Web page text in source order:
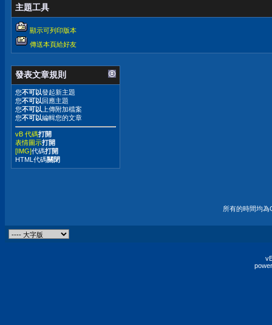
主題工具
顯示可列印版本
傳送本頁給好友
發表文章規則
您不可以發起新主題
您不可以 回應主題
您不可以 上傳附加檔案
您不可以編輯您的文章
vB 代碼打開
表情圖示打開
[IMG]代碼打開
HTML代碼關閉
所有的時間均為